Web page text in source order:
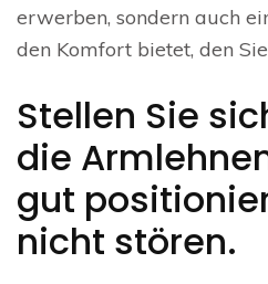
erwerben, sondern auch
den Komfort bietet, den
Stellen Sie
die
gut
nicht stören.